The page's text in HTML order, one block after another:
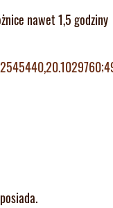
nawet 1,5 godziny